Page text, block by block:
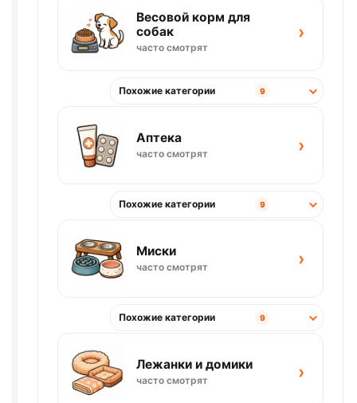
Весовой корм для
собак
часто смотрят
›
Похожие категории 9
Аптека
часто смотрят ›
Похожие категории 9
Миски
часто смотрят ›
Похожие категории 9
Лежанки и домики
часто смотрят ›